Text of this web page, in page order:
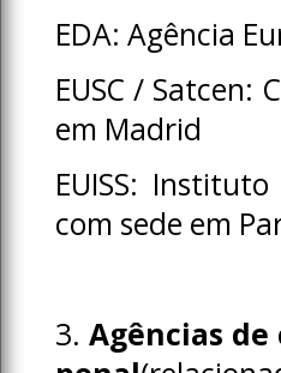
EDA: Agência
EUSC / Satcen:
em Madrid
EUISS:
com sede em
3. Agências